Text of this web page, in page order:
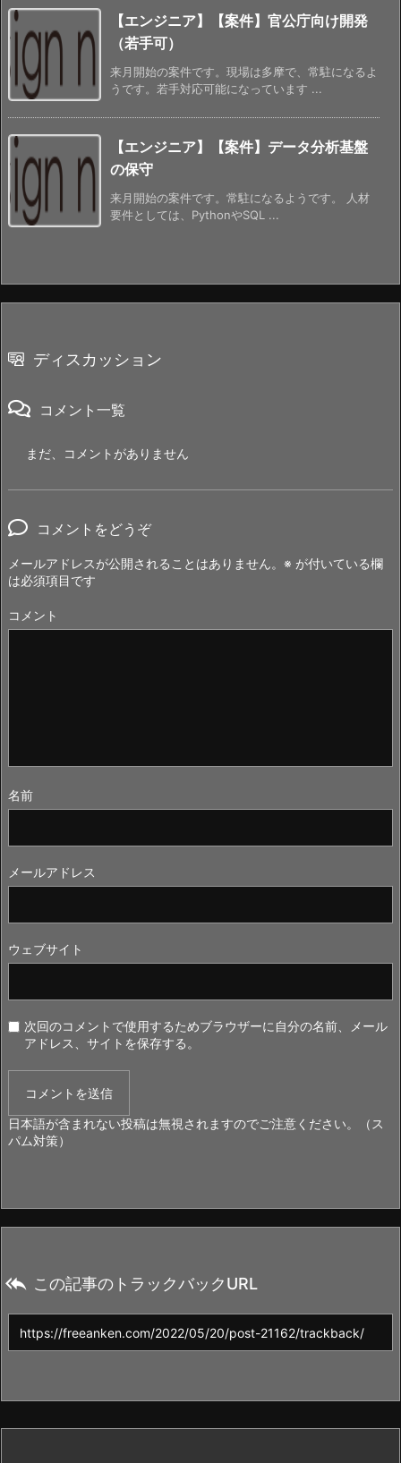
【エンジニア】【案件】官公庁向け開発
（若手可）
来月開始の案件です。現場は多摩で、常駐になるよ
うです。若手対応可能になっています ...
【エンジニア】【案件】データ分析基盤
の保守
来月開始の案件です。常駐になるようです。 人材
要件としては、PythonやSQL ...
ディスカッション
コメント一覧
まだ、コメントがありません
コメントをどうぞ
メールアドレスが公開されることはありません。 ※ が付いている欄
は必須項目です
コメント
名前
メールアドレス
ウェブサイト
次回のコメントで使用するためブラウザーに自分の名前、メール
アドレス、サイトを保存する。
日本語が含まれない投稿は無視されますのでご注意ください。（ス
パム対策）
 この記事のトラックバックURL